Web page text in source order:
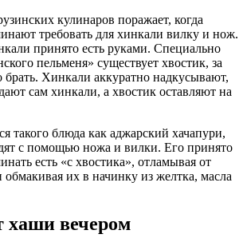
кулинаров поражает, когда
требовать для хинкали вилку и нож.
принято есть руками. Специально
пельменя» существует хвостик, за
Хинкали аккуратно надкусывают,
сам хинкали, а хвостик оставляют на
такого блюда как аджарский хачапури,
с помощью ножа и вилки. Его принято
есть «с хвостика», отламывая от
их в начинку из желтка, масла
хаши вечером